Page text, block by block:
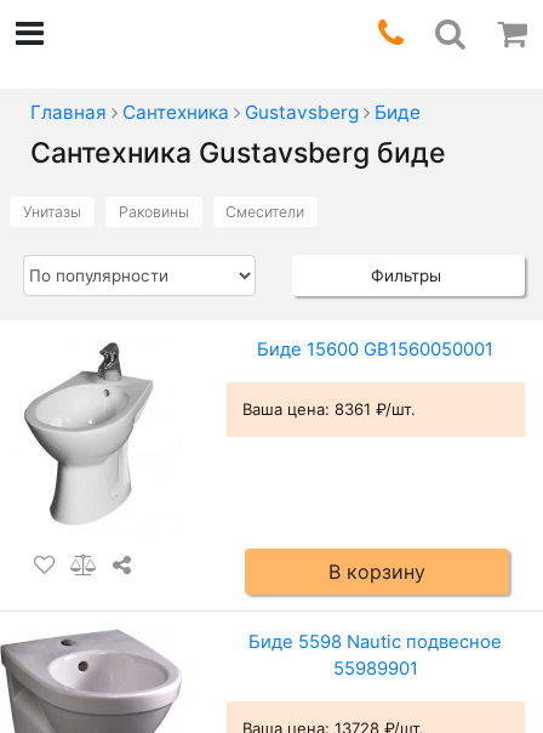
Главная Сантехника Gustavsberg Биде
Сантехника Gustavsberg биде
Унитазы Раковины Смесители
Фильтры
Биде 15600 GB1560050001
Ваша цена: 8361 ₽/шт.
В корзину
Биде 5598 Nautic подвесное
55989901
Ваша цена: 13728 ₽/шт.